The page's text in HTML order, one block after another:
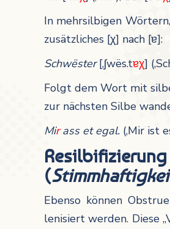
In mehrsilbigen
zusätzliches [χ] nach [ɐ]:
Schwëster[‚ʃwës.tɐχ]
Folgt dem Wort mit
zur nächsten Silbe
Mirass et egal. (‚Mir ist
(
Ebenso können
lenisiert werden. Diese